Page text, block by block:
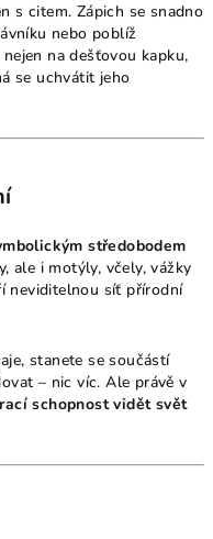
s citem. Zápich se snadno
nebo poblíž
na dešťovou kapku,
se uchvátit jeho
středobodem
ale i motýly, včely, vážky
neviditelnou síť přírodní
stanete se součástí
– nic víc. Ale právě v
schopnost vidět svět